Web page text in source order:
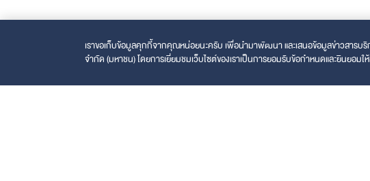
เราขอเก็บข้อมูลคุกกี้จากคุณหน่อยนะครับ เพื่อนำมาพัฒนา และเสนอข้อมูลข่าวสาร
จำกัด (มหาชน) โดยการเยี่ยมชมเว็บไซต์ของเราเป็นการยอมรับข้อกำหนดและยินยอมใ